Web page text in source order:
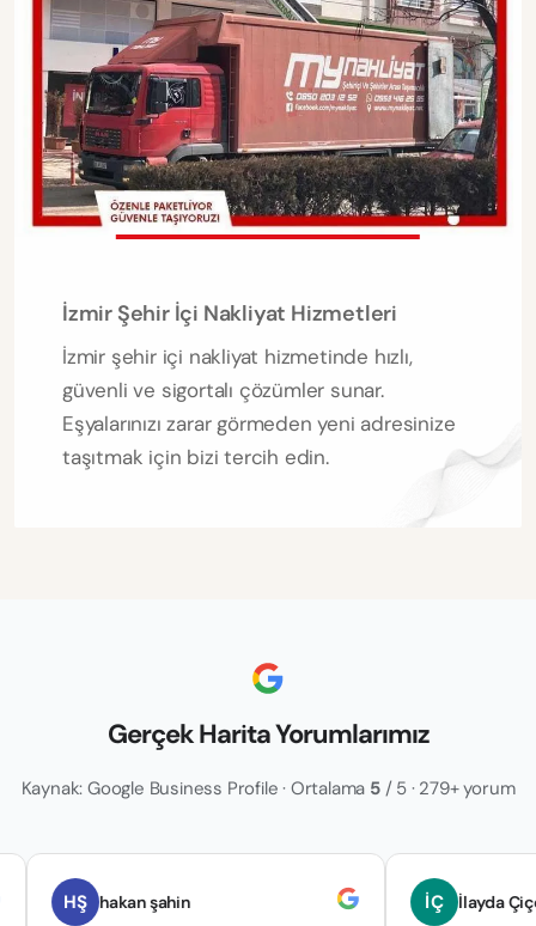
İzmir Şehir İçi Nakliyat Hizmetleri
İzmir şehir içi nakliyat hizmetinde hızlı,
güvenli ve sigortalı çözümler sunar.
Eşyalarınızı zarar görmeden yeni adresinize
taşıtmak için bizi tercih edin.
Gerçek Harita Yorumlarımız
Kaynak: Google Business Profile · Ortalama 5/ 5 · 279+ yorum
hakan şahin İlayda Çiçek